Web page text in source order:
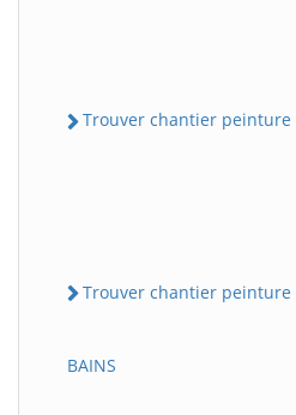
Trouver chantier peinture
Trouver chantier peinture
BAINS